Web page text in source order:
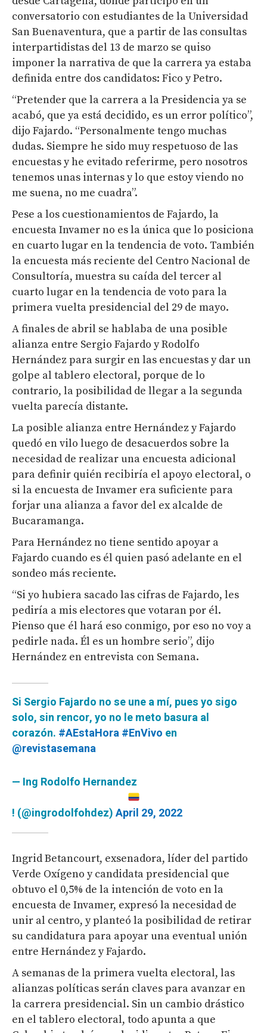
conversatorio con estudiantes de la Universidad
San Buenaventura, que a partir de las consultas
interpartidistas del 13 de marzo se quiso
imponer la narrativa de que la carrera ya estaba
definida entre dos candidatos: Fico y Petro.
“Pretender que la carrera a la Presidencia ya se
acabó, que ya está decidido, es un error político”,
dijo Fajardo. “Personalmente tengo muchas
dudas. Siempre he sido muy respetuoso de las
encuestas y he evitado referirme, pero nosotros
tenemos unas internas y lo que estoy viendo no
me suena, no me cuadra”.
Pese a los cuestionamientos de Fajardo, la
encuesta Invamer no es la única que lo posiciona
en cuarto lugar en la tendencia de voto. También
la encuesta más reciente del Centro Nacional de
Consultoría, muestra su caída del tercer al
cuarto lugar en la tendencia de voto para la
primera vuelta presidencial del 29 de mayo.
A finales de abril se hablaba de una posible
alianza entre Sergio Fajardo y Rodolfo
Hernández para surgir en las encuestas y dar un
golpe al tablero electoral, porque de lo
contrario, la posibilidad de llegar a la segunda
vuelta parecía distante.
La posible alianza entre Hernández y Fajardo
quedó en vilo luego de desacuerdos sobre la
necesidad de realizar una encuesta adicional
para definir quién recibiría el apoyo electoral, o
si la encuesta de Invamer era suficiente para
forjar una alianza a favor del ex alcalde de
Bucaramanga.
Para Hernández no tiene sentido apoyar a
Fajardo cuando es él quien pasó adelante en el
sondeo más reciente.
“Si yo hubiera sacado las cifras de Fajardo, les
pediría a mis electores que votaran por él.
Pienso que él hará eso conmigo, por eso no voy a
pedirle nada. Él es un hombre serio”, dijo
Hernández en entrevista con Semana.
Si Sergio Fajardo no se une a mí, pues yo sigo
solo, sin rencor, yo no le meto basura al
corazón. #AEstaHora#EnVivo en
@revistasemana
— Ing Rodolfo Hernandez
! (@ingrodolfohdez)April 29, 2022
Ingrid Betancourt, exsenadora, líder del partido
Verde Oxígeno y candidata presidencial que
obtuvo el 0,5% de la intención de voto en la
encuesta de Invamer, expresó la necesidad de
unir al centro, y planteó la posibilidad de retirar
su candidatura para apoyar una eventual unión
entre Hernández y Fajardo.
A semanas de la primera vuelta electoral, las
alianzas políticas serán claves para avanzar en
la carrera presidencial. Sin un cambio drástico
en el tablero electoral, todo apunta a que